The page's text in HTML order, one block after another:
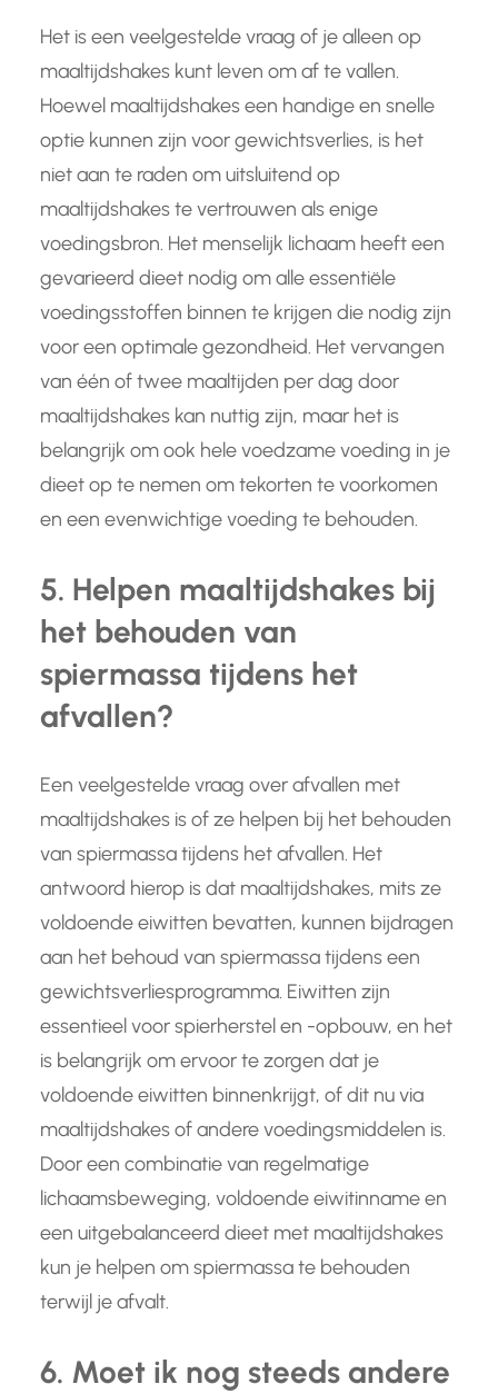
Het is een veelgestelde vraag of je alleen op
maaltijdshakes kunt leven om af te vallen.
Hoewel maaltijdshakes een handige en snelle
optie kunnen zijn voor gewichtsverlies, is het
niet aan te raden om uitsluitend op
maaltijdshakes te vertrouwen als enige
voedingsbron. Het menselijk lichaam heeft een
gevarieerd dieet nodig om alle essentiële
voedingsstoffen binnen te krijgen die nodig zijn
voor een optimale gezondheid. Het vervangen
van één of twee maaltijden per dag door
maaltijdshakes kan nuttig zijn, maar het is
belangrijk om ook hele voedzame voeding in je
dieet op te nemen om tekorten te voorkomen
en een evenwichtige voeding te behouden.
5. Helpen maaltijdshakes bij
het behouden van
spiermassa tijdens het
afvallen?
Een veelgestelde vraag over afvallen met
maaltijdshakes is of ze helpen bij het behouden
van spiermassa tijdens het afvallen. Het
antwoord hierop is dat maaltijdshakes, mits ze
voldoende eiwitten bevatten, kunnen bijdragen
aan het behoud van spiermassa tijdens een
gewichtsverliesprogramma. Eiwitten zijn
essentieel voor spierherstel en -opbouw, en het
is belangrijk om ervoor te zorgen dat je
voldoende eiwitten binnenkrijgt, of dit nu via
maaltijdshakes of andere voedingsmiddelen is.
Door een combinatie van regelmatige
lichaamsbeweging, voldoende eiwitinname en
een uitgebalanceerd dieet met maaltijdshakes
kun je helpen om spiermassa te behouden
terwijl je afvalt.
6. Moet ik nog steeds andere